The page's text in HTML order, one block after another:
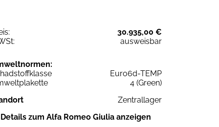
30.935,00 €
ausweisbar
Euro6d-TEMP
4 (Green)
Zentrallager
zum Alfa Romeo Giulia anzeigen